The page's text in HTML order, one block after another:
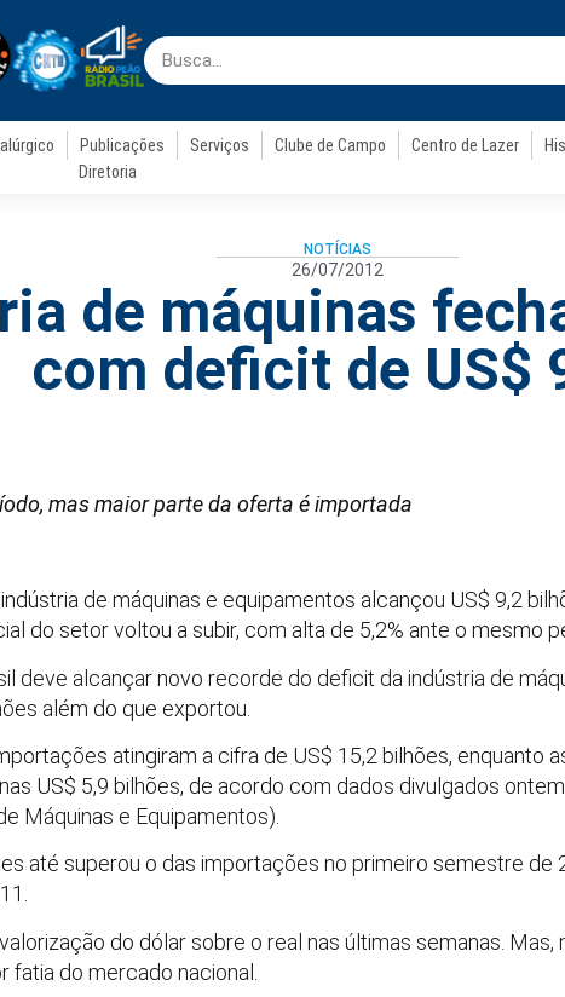
Publicações Serviços Clube de Campo Centro de Lazer
Diretoria
NOTÍCIAS
26/07/2012
de máquinas
com deficit de US$
mas maior parte da oferta é importada
de máquinas e equipamentos alcançou US$ 9,2
do setor voltou a subir, com alta de 5,2% ante o mesmo
deve alcançar novo recorde do deficit da indústria de
além do que exportou.
atingiram a cifra de US$ 15,2 bilhões, enquanto
US$ 5,9 bilhões, de acordo com dados divulgados
Máquinas e Equipamentos).
até superou o das importações no primeiro semestre de
do dólar sobre o real nas últimas semanas.
fatia do mercado nacional.